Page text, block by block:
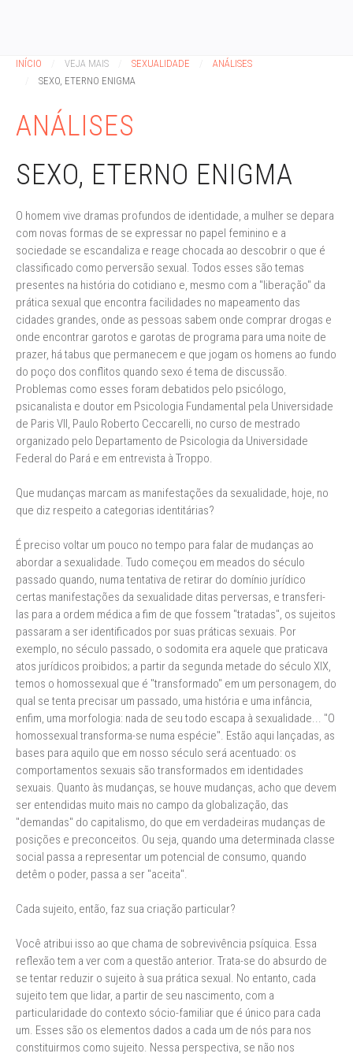
INÍCIO VEJA MAIS SEXUALIDADE
ANÁLISES
SEXO, ETERNO ENIGMA
ANÁLISES
SEXO, ETERNO ENIGMA
O homem vive dramas profundos de identidade, a mulher se depara
com novas formas de se expressar no papel feminino e a
sociedade se escandaliza e reage chocada ao descobrir o que é
classificado como perversão sexual. Todos esses são temas
presentes na história do cotidiano e, mesmo com a "liberação" da
prática sexual que encontra facilidades no mapeamento das
cidades grandes, onde as pessoas sabem onde comprar drogas e
onde encontrar garotos e garotas de programa para uma noite de
prazer, há tabus que permanecem e que jogam os homens ao fundo
do poço dos conflitos quando sexo é tema de discussão.
Problemas como esses foram debatidos pelo psicólogo,
psicanalista e doutor em Psicologia Fundamental pela Universidade
de Paris VII, Paulo Roberto Ceccarelli, no curso de mestrado
organizado pelo Departamento de Psicologia da Universidade
Federal do Pará e em entrevista à Troppo.
Que mudanças marcam as manifestações da sexualidade, hoje, no
que diz respeito a categorias identitárias?
É preciso voltar um pouco no tempo para falar de mudanças ao
abordar a sexualidade. Tudo começou em meados do século
passado quando, numa tentativa de retirar do domínio jurídico
certas manifestações da sexualidade ditas perversas, e transferi-
las para a ordem médica a fim de que fossem "tratadas", os sujeitos
passaram a ser identificados por suas práticas sexuais. Por
exemplo, no século passado, o sodomita era aquele que praticava
atos jurídicos proibidos; a partir da segunda metade do século XIX,
temos o homossexual que é "transformado" em um personagem, do
qual se tenta precisar um passado, uma história e uma infância,
enfim, uma morfologia: nada de seu todo escapa à sexualidade... "O
homossexual transforma-se numa espécie". Estão aqui lançadas, as
bases para aquilo que em nosso século será acentuado: os
comportamentos sexuais são transformados em identidades
sexuais. Quanto às mudanças, se houve mudanças, acho que devem
ser entendidas muito mais no campo da globalização, das
"demandas" do capitalismo, do que em verdadeiras mudanças de
posições e preconceitos. Ou seja, quando uma determinada classe
social passa a representar um potencial de consumo, quando
detêm o poder, passa a ser "aceita".
Cada sujeito, então, faz sua criação particular?
Você atribui isso ao que chama de sobrevivência psíquica. Essa
reflexão tem a ver com a questão anterior. Trata-se do absurdo de
se tentar reduzir o sujeito à sua prática sexual. No entanto, cada
sujeito tem que lidar, a partir de seu nascimento, com a
particularidade do contexto sócio-familiar que é único para cada
um. Esses são os elementos dados a cada um de nós para nos
constituirmos como sujeito. Nessa perspectiva, se não nos